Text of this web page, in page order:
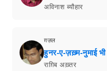
अविनाश ब्यौहार
ग़ज़ल
हुनर-ए-ज़ख़्म-नुमाई भी
राग़िब अख़्तर